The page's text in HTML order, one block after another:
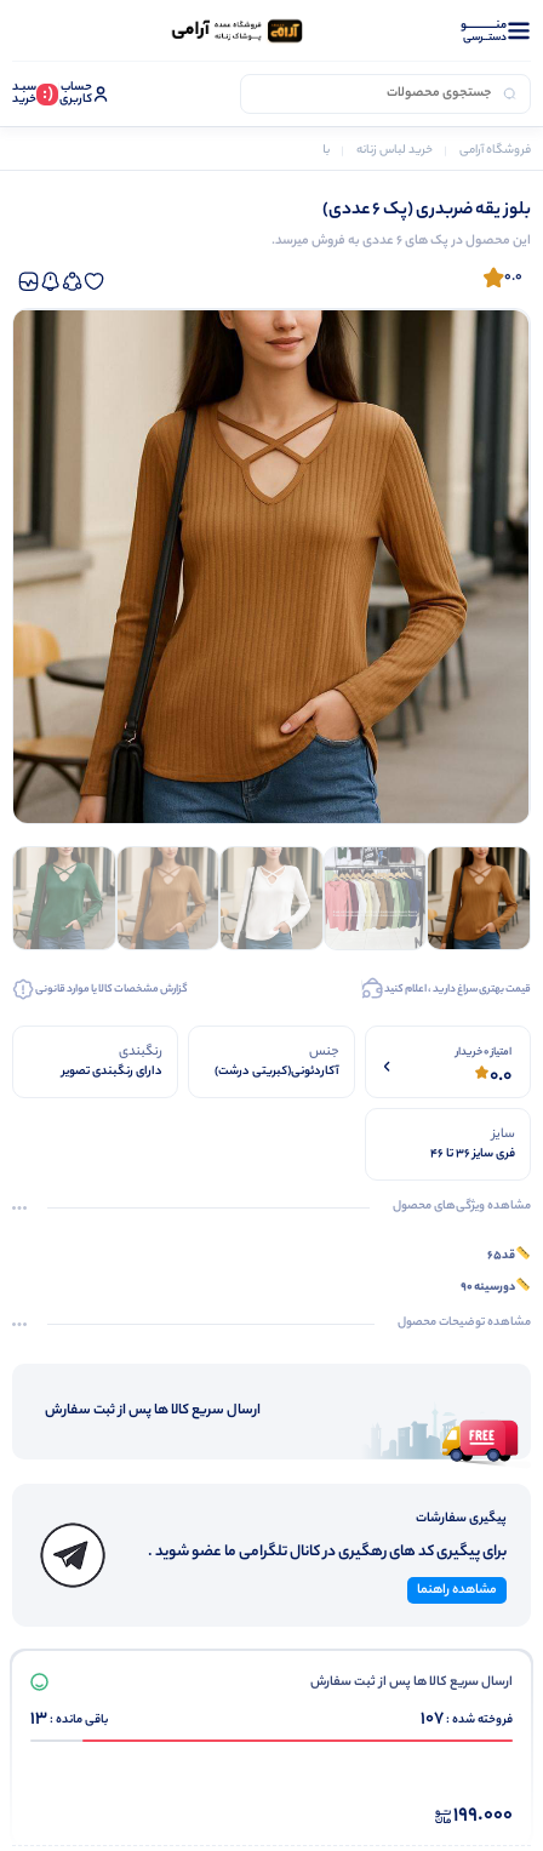
منــــــــــــو
دستــرسی
حساب
کاربری (: سبـد
خرید
فروشگاه آرامی خرید لباس زنانه بلوز زنانه
بلوز یقه ضربدری (پک 6 عددی)
این محصول در پک های 6 عددی به فروش میرسد.
0.0
قیمت بهتری سراغ دارید ، اعلام کنید گزارش مشخصات کالا یا موارد قانونی
امتیاز 0 خریدار
0.0
جنس
آکاردئونی(کبریتی درشت)
رنگبندی
دارای رنگبندی تصویر
سایز
فری سایز ۳۶ تا ۴۶
مشاهده ویژگی‌های محصول
قد۶۵
دورسینه ۹۰
مشاهده توضیحات محصول
ارسال سریع کالا ها پس از ثبت سفارش
پیگیری سفارشات
برای پیگیری کد های رهگیری در کانال تلگرامی ما عضو شوید .
مشاهده راهنما
ارسال سریع کالا ها پس از ثبت سفارش
فروخته شده :107 باقی مانده :13
199.000